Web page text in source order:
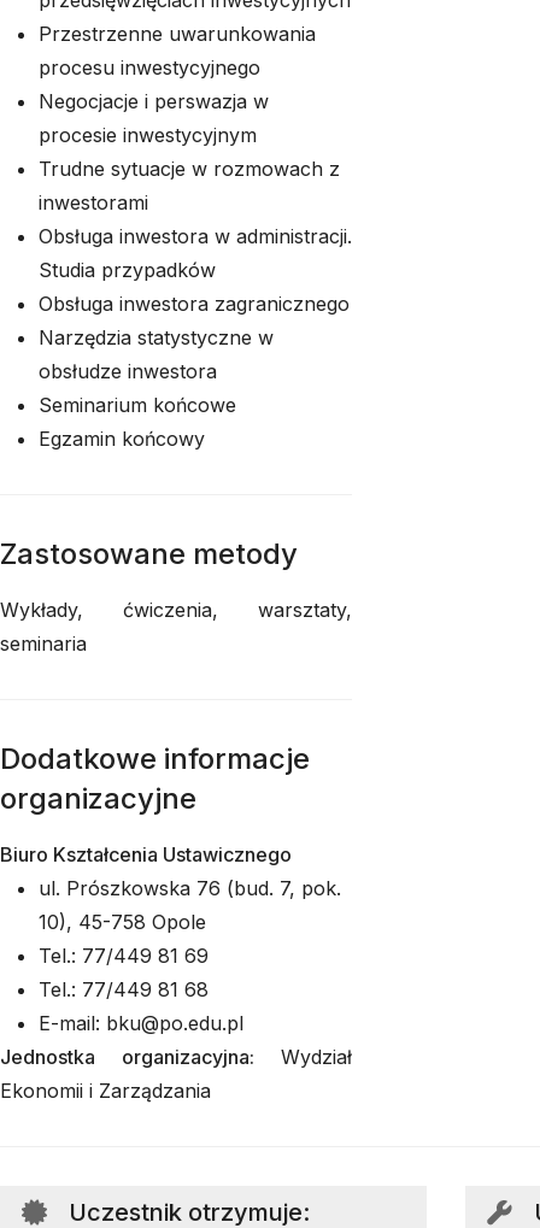
Przestrzenne uwarunkowania
procesu inwestycyjnego
Negocjacje i perswazja w
procesie inwestycyjnym
Trudne sytuacje w rozmowach z
inwestorami
Obsługa inwestora w administracji.
Studia przypadków
Obsługa inwestora zagranicznego
Narzędzia statystyczne w
obsłudze inwestora
Seminarium końcowe
Egzamin końcowy
Zastosowane metody
Wykłady, ćwiczenia, warsztaty,
seminaria
Dodatkowe informacje
organizacyjne
Biuro Kształcenia Ustawicznego
ul. Prószkowska 76 (bud. 7, pok.
10), 45-758 Opole
Tel.: 77/449 81 69
Tel.: 77/449 81 68
E-mail: bku@po.edu.pl
Jednostka organizacyjna: Wydział
Ekonomii i Zarządzania
Uczestnik otrzymuje: